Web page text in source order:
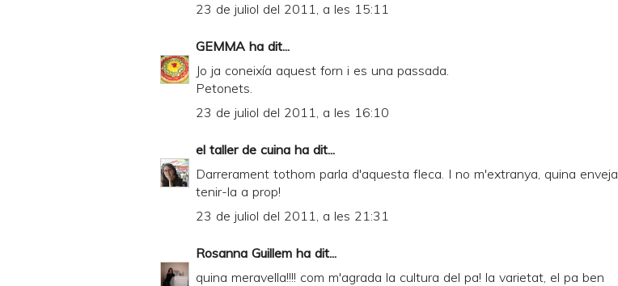
23 de juliol del 2011, a les 15:11
GEMMA ha dit...
Jo ja coneixía aquest forn i es una passada.
Petonets.
23 de juliol del 2011, a les 16:10
el taller de cuina ha dit...
Darrerament tothom parla d'aquesta fleca. I no m'extranya, quina enveja
tenir-la a prop!
23 de juliol del 2011, a les 21:31
Rosanna Guillem ha dit...
quina meravella!!!! com m'agrada la cultura del pa! la varietat, el pa ben